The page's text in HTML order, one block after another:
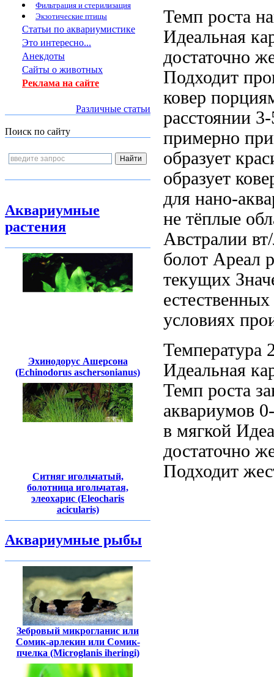
Фильтрация и стерилизация
Экзотические птицы
Статьи по аквариумистике
Это интересно...
Анекдоты
Сайты о животных
Реклама на сайте
Различные статьи
Поиск по сайту
Аквариумные
растения
Эхинодорус Ашерсона
(Echinodorus aschersonianus)
Ситняг игольчатый,
болотница игольчатая,
элеохарис (Eleocharis
acicularis)
Аквариумные рыбы
Зебровый микрогланис или
Сомик-арлекин или Сомик-
пчелка (Microglanis iheringi)
Темп роста
Идеальная
достаточно
Подходит
ковер
расстоянии
примерно
образует
образует
для нано-
не тёплые
Австралии
болот Ареал
текущих
условиях
Температура
Идеальная
Темп роста
аквариумов
в мягкой
достаточно
Подходит